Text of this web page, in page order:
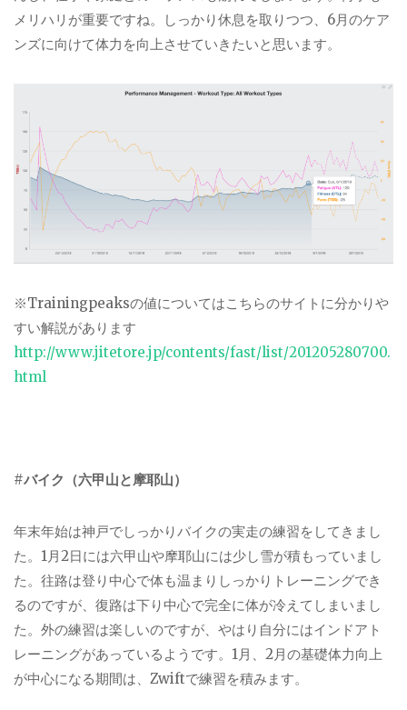
メリハリが重要ですね。しっかり休息を取りつつ、 6月のケア
ンズに向けて体力を向上させていきたいと思います。
※Trainingpeaksの値についてはこちらのサイトに分かりや
すい解説があります
http://www.jitetore.jp/contents/fast/list/201205280700.
html
#バイク（六甲山と摩耶山）
年末年始は神戸でしっかりバイクの実走の練習をしてきまし
た。 1月2日には六甲山や摩耶山には少し雪が積もっていまし
た。往路は登り中心で体も温まりしっかりトレーニングでき
るのですが、復路は下り中心で完全に体が冷えてしまいまし
た。外の練習は楽しいのですが、やはり自分にはインドアト
レーニングがあっているようです。 1月、 2月の基礎体力向上
が中心になる期間は、 Zwiftで練習を積みます。